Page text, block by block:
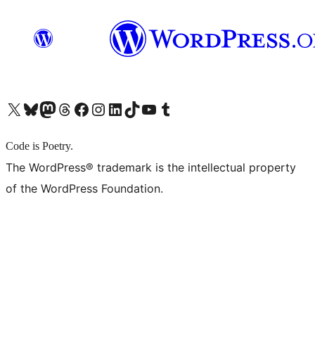
X (旧 Twitter) アカウントへBluesky アカウントへMastodon アカウントへThreads アカウントへ Facebook ページへInstagram アカウントへ LinkedIn アカウントへTikTok アカウントへYouTube チャンネルへ Tumblr アカウントへ
Code is Poetry.
The WordPress® trademark is the intellectual property
of the WordPress Foundation.